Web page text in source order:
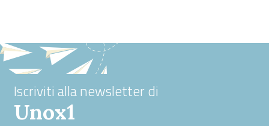
Iscriviti alla newsletter di
Unox1